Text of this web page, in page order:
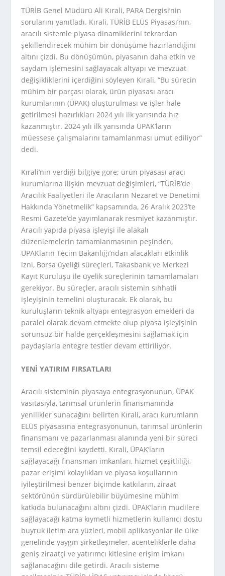
TÜRİB Genel Müdürü Ali Kırali, PARA Dergisi’nin
sorularını yanıtladı. Kırali, TÜRİB ELÜS Piyasası’nın,
aracılı sistemle piyasa dinamiklerini tekrardan
şekillendirecek mühim bir dönüşüme hazırlandığını
altını çizdi. Bu dönüşümün, piyasanın daha etkin ve
saydam işlemesini sağlayacak altyapı ve mevzuat
değişikliklerini içerdiğini söyleyen Kırali, “Bu sürecin
mühim bir parçası olarak, ürün piyasası aracı
kurumlarının (ÜPAK) oluşturulması ve işler hale
getirilmesi hazırlıkları 2024 yılı ilk yarısında hız
kazanmıştır. 2024 yılı ilk yarısında ÜPAK’ların
müessese çalışmalarını tamamlanması umut ediliyor”
dedi.
Kırali’nin verdiği bilgiye gore; ürün piyasası aracı
kurumlarına ilişkin mevzuat değişimleri, “TÜRİB’de
Aracılık Faaliyetleri ile Aracıların Nezaret ve Denetimi
Hakkında Yönetmelik” kapsamında, 26 Aralık 2023’te
Resmi Gazete’de yayımlanarak resmiyet kazanmıştır.
Aracılı yapıda piyasa işleyişi ile alakalı
düzenlemelerin tamamlanmasının peşinden,
ÜPAKların Tecim Bakanlığı’ndan alacakları etkinlik
izni, Borsa üyeliği süreçleri, Takasbank ve Merkezi
Kayıt Kuruluşu ile üyelik süreçlerinin tamamlamaları
gerekiyor. Bu süreçler, aracılı sistemin sıhhatli
işleyişinin temelini oluşturacak. Ek olarak, bu
kuruluşların teknik altyapı entegrasyon emekleri da
paralel olarak devam etmekte olup piyasa işleyişinin
sorunsuz bir halde gerçekleşmesini sağlamak için
paydaşlarla entegre testler devam ettiriliyor.
YENİ YATIRIM FIRSATLARI
Aracılı sisteminin piyasaya entegrasyonunun, ÜPAK
vasıtasıyla, tarımsal ürünlerin finansmanında
yenilikler sunacağını belirten Kırali, aracı kurumların
ELÜS piyasasına entegrasyonunun, tarımsal ürünlerin
finansmanı ve pazarlanması alanında yeni bir süreci
temsil edeceğini kaydetti. Kırali, ÜPAK’ların
sağlayacağı finansman imkanları, hizmet çeşitliliği,
pazar erişimi kolaylıkları ve piyasa koşullarının
iyileştirilmesi benzer biçimde katkıların, ziraat
sektörünün sürdürülebilir büyümesine mühim
katkıda bulunacağını altını çizdi. ÜPAK’ların mudilere
sağlayacağı katma kıymetli hizmetlerin kullanıcı dostu
buyruk iletim ara yüzleri, mobil aplikasyonlar ile ülke
genelinde yaygın şirketleşmeler, acenteliklerle daha
geniş ziraatçi ve yatırımcı kitlesine erişim imkanı
sağlanacağını dile getirdi. Aracılı sisteme